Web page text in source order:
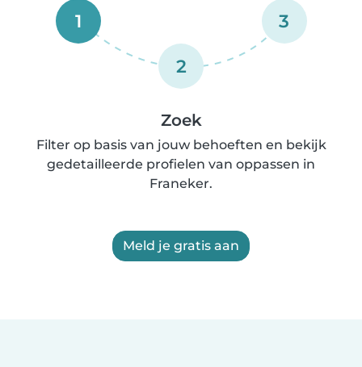
1
2
3
Zoek
Filter op basis van jouw behoeften en bekijk
gedetailleerde profielen van oppassen in
Franeker.
Meld je gratis aan